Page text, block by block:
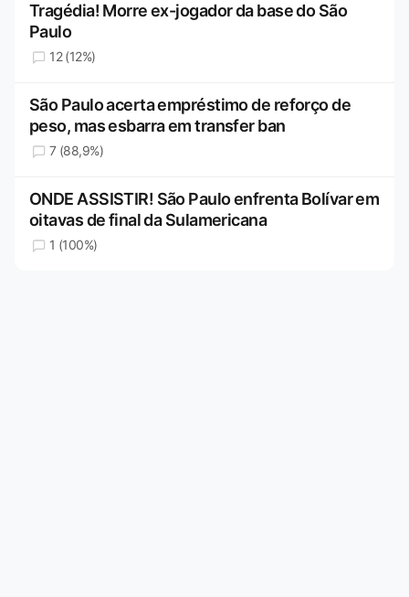
Tragédia! Morre ex-jogador da base do São
Paulo
12 (12%)
São Paulo acerta empréstimo de reforço de
peso, mas esbarra em transfer ban
7 (88,9%)
ONDE ASSISTIR! São Paulo enfrenta Bolívar em
oitavas de final da Sulamericana
1 (100%)